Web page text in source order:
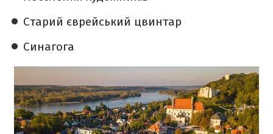
Старий єврейський цвинтар
Синагога